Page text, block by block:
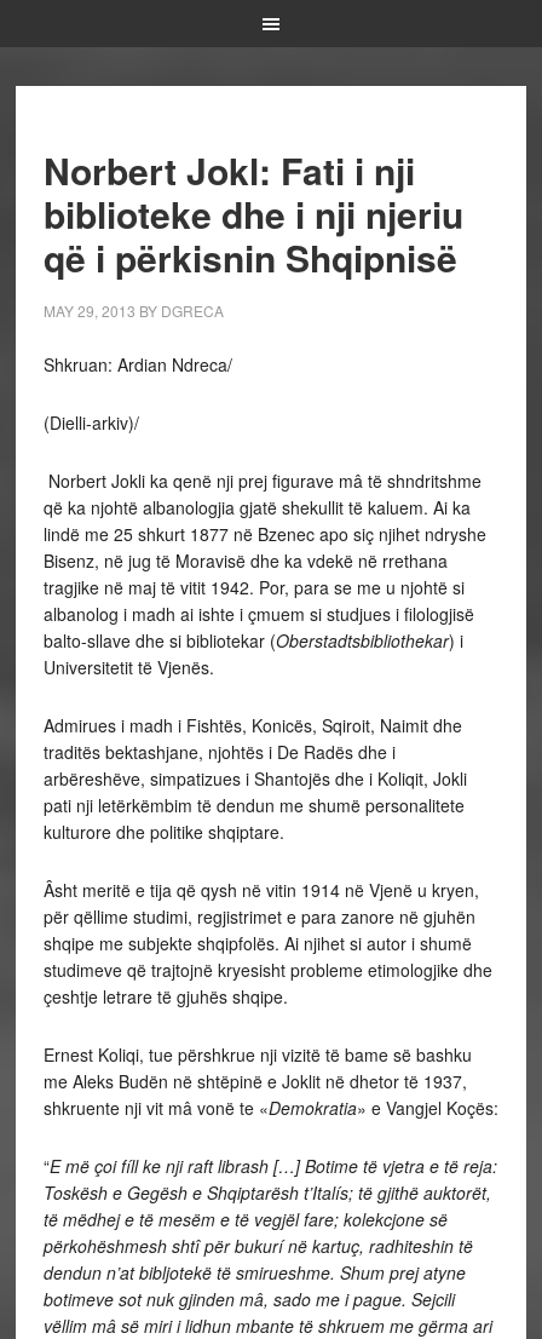
Norbert Jokl: Fati i nji
biblioteke dhe i nji njeriu
që i përkisnin Shqipnisë
MAY 29, 2013 BY DGRECA
Shkruan: Ardian Ndreca/
(Dielli-arkiv)/
Norbert Jokli ka qenë nji prej figurave mâ të shndritshme
që ka njohtë albanologjia gjatë shekullit të kaluem. Ai ka
lindë me 25 shkurt 1877 në Bzenec apo siç njihet ndryshe
Bisenz, në jug të Moravisë dhe ka vdekë në rrethana
tragjike në maj të vitit 1942. Por, para se me u njohtë si
albanolog i madh ai ishte i çmuem si studjues i filologjisë
balto-sllave dhe si bibliotekar (Oberstadtsbibliothekar) i
Universitetit të Vjenës.
Admirues i madh i Fishtës, Konicës, Sqiroit, Naimit dhe
traditës bektashjane, njohtës i De Radës dhe i
arbëreshëve, simpatizues i Shantojës dhe i Koliqit, Jokli
pati nji letërkëmbim të dendun me shumë personalitete
kulturore dhe politike shqiptare.
Âsht meritë e tija që qysh në vitin 1914 në Vjenë u kryen,
për qëllime studimi, regjistrimet e para zanore në gjuhën
shqipe me subjekte shqipfolës. Ai njihet si autor i shumë
studimeve që trajtojnë kryesisht probleme etimologjike dhe
çeshtje letrare të gjuhës shqipe.
Ernest Koliqi, tue përshkrue nji vizitë të bame së bashku
me Aleks Budën në shtëpinë e Joklit në dhetor të 1937,
shkruente nji vit mâ vonë te «Demokratia» e Vangjel Koçës:
“E më çoi fíll ke nji raft librash […] Botime të vjetra e të reja:
Toskësh e Gegësh e Shqiptarësh t’Italís; të gjithë auktorët,
të mëdhej e të mesëm e të vegjël fare; kolekcjone së
përkohëshmesh shtî për bukurí në kartuç, radhiteshin të
dendun n’at bibljotekë të smirueshme. Shum prej atyne
botimeve sot nuk gjinden mâ, sado me i pague. Sejcili
vëllim mâ së miri i lidhun mbante të shkruem me gërma ari